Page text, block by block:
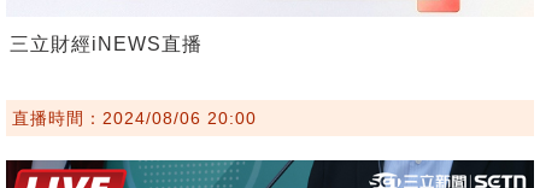
三立財經iNEWS直播
直播時間：2024/08/06 20:00